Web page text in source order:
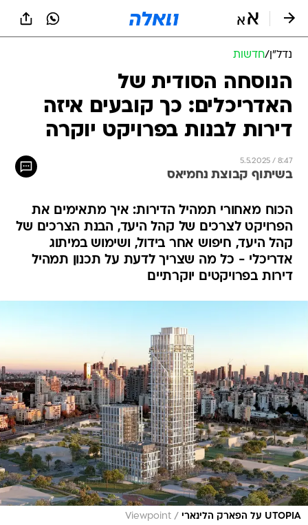
נדל״ן/חדשות
הנוסחה הסודית של
האדריכלים: כך קובעים איזה
דירות לבנות בפרויקט יוקרה
5.5.2025 / 8:47
בשיתוף קבוצת נחמיאס
הכוח מאחורי תמהיל הדירות: איך מתאימים את
הפרויקט לצרכים של קהל היעד, הבנת הצרכים של
קהל היעד, חיפוש אחר בידול, ושימוש במיתוג
אדריכלי - כל מה שצריך לדעת על תכנון תמהיל
דירות בפרויקטים יוקרתיים
UTOPIA על הפארק הלינארי /
Viewpoint